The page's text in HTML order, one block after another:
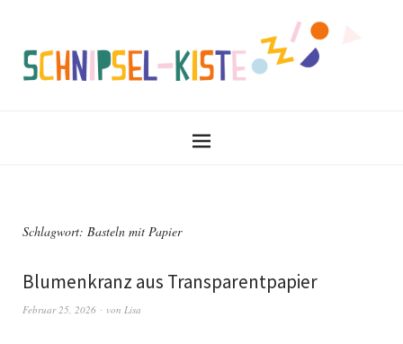
Schlagwort: Basteln mit Papier
Blumenkranz aus Transparentpapier
Februar 25, 2026 von Lisa